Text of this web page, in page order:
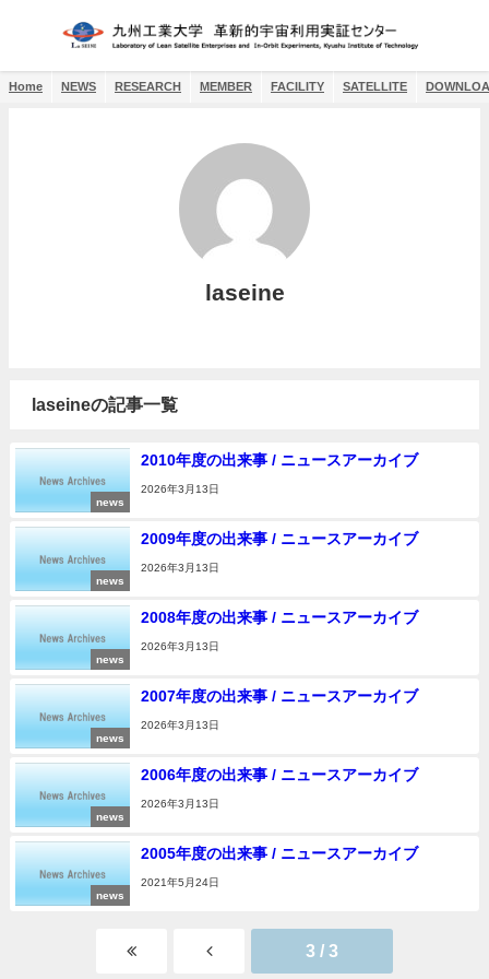
Home NEWS RESEARCH MEMBER FACILITY SATELLITE
laseine
laseineの記事一覧
news
2010年度の出来事 / ニュースアーカイブ
2026年3月13日
news
2009年度の出来事 / ニュースアーカイブ
2026年3月13日
news
2008年度の出来事 / ニュースアーカイブ
2026年3月13日
news
2007年度の出来事 / ニュースアーカイブ
2026年3月13日
news
2006年度の出来事 / ニュースアーカイブ
2026年3月13日
news
2005年度の出来事 / ニュースアーカイブ
2021年5月24日
3 / 3